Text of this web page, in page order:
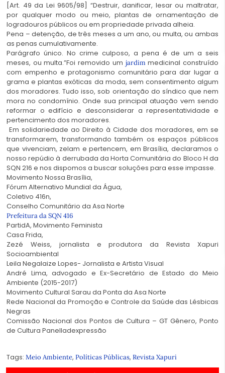
[Art. 49 da Lei 9605/98] “Destruir, danificar, lesar ou maltratar,
por qualquer modo ou meio, plantas de ornamentação de
logradouros públicos ou em propriedade privada alheia.
Pena – detenção, de três meses a um ano, ou multa, ou ambas
as penas cumulativamente.
Parágrafo único. No crime culposo, a pena é de um a seis
meses, ou multa.”Foi removido um jardimmedicinal construído
com empenho e protagonismo comunitário para dar lugar a
grama e plantas exóticas da moda, sem consentimento algum
dos moradores. Tudo isso, sob orientação do síndico que nem
mora no condomínio. Onde sua principal atuação vem sendo
reformar o edifício e desconsiderar a representatividade e
pertencimento dos moradores.
Em solidariedade ao Direito à Cidade dos moradores, em se
transformarem, transformando também os espaços públicos
que vivenciam, zelam e pertencem, em Brasília, declaramos o
nosso repúdio à derrubada da Horta Comunitária do Bloco H da
SQN 216 e nos dispomos a buscar soluções para esse impasse.
Movimento Nossa Brasília,
Fórum Alternativo Mundial da Água,
Coletivo 416n,
Conselho Comunitário da Asa Norte
Prefeitura da SQN 416
PartidA, Movimento Feminista
Casa Frida,
Zezé Weiss, jornalista e produtora da Revista Xapuri
Socioambiental
Leila Negalaize Lopes- Jornalista e Artista Visual
André Lima, advogado e Ex-Secretário de Estado do Meio
Ambiente (2015-2017)
Movimento Cultural Sarau da Ponta da Asa Norte
Rede Nacional da Promoção e Controle da Saúde das Lésbicas
Negras
Comissão Nacional dos Pontos de Cultura – GT Gênero, Ponto
de Cultura Panelladexpressão
Tags: Meio Ambiente, Políticas Públicas, Revista Xapuri